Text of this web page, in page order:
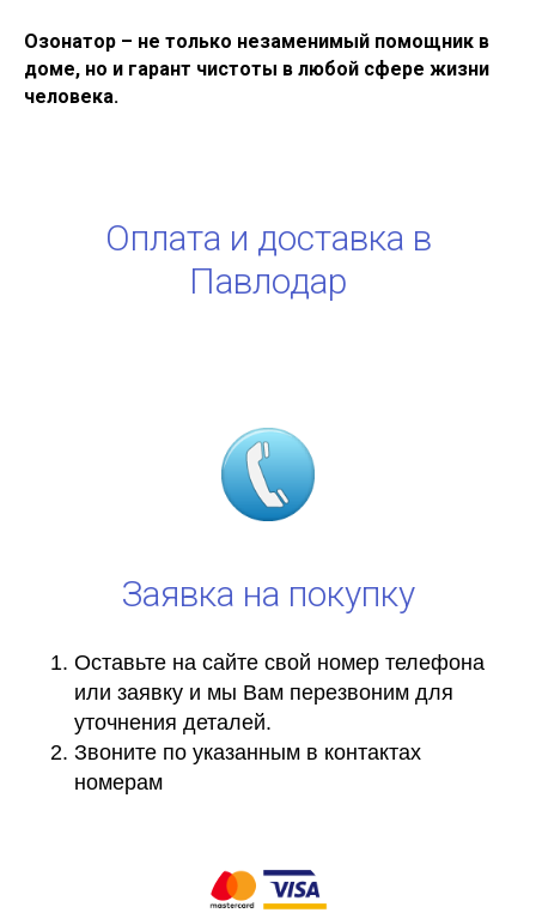
Озонатор – не только незаменимый помощник в
доме, но и гарант чистоты в любой сфере жизни
человека.
Оплата и доставка в
Павлодар
Заявка на покупку
Оставьте на сайте свой номер телефона
или заявку и мы Вам перезвоним для
уточнения деталей.
Звоните по указанным в контактах
номерам